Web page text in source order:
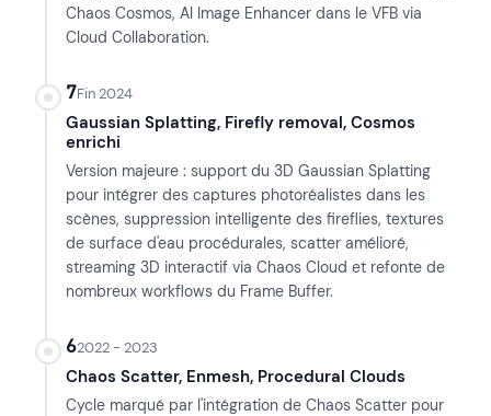
Chaos Cosmos, AI Image Enhancer dans le VFB via
Cloud Collaboration.
7Fin 2024
Gaussian Splatting, Firefly removal, Cosmos
enrichi
Version majeure : support du 3D Gaussian Splatting
pour intégrer des captures photoréalistes dans les
scènes, suppression intelligente des fireflies, textures
de surface d'eau procédurales, scatter amélioré,
streaming 3D interactif via Chaos Cloud et refonte de
nombreux workflows du Frame Buffer.
62022 - 2023
Chaos Scatter, Enmesh, Procedural Clouds
Cycle marqué par l'intégration de Chaos Scatter pour